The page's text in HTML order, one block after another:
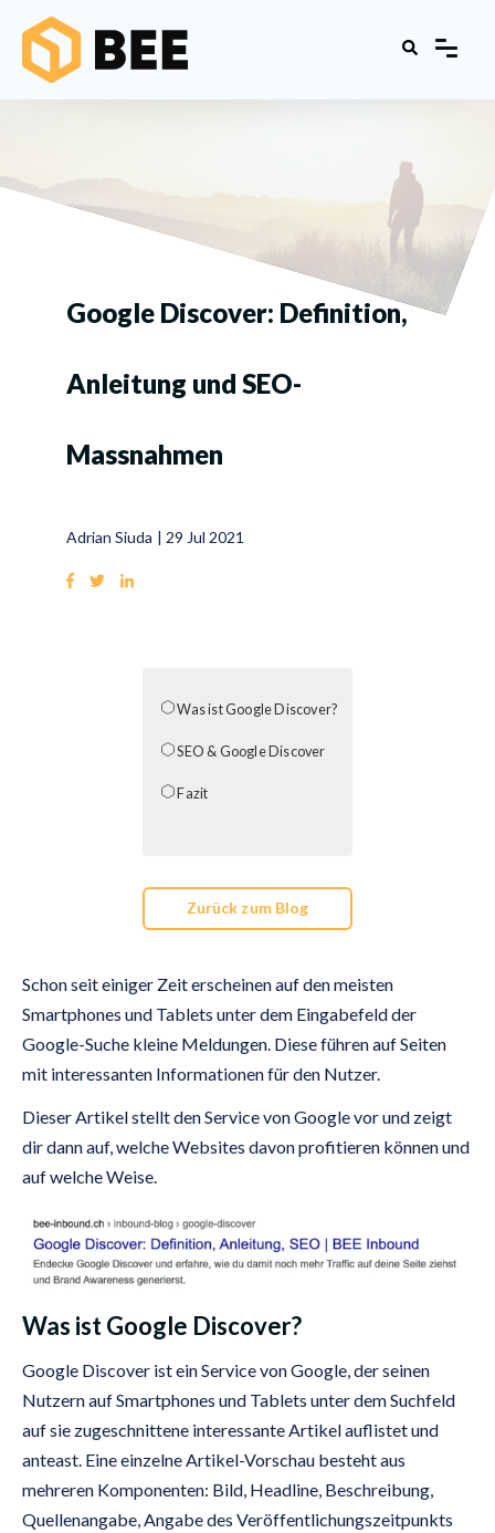
Google Discover: Definition,
Anleitung und SEO-
Massnahmen
Adrian Siuda 29 Jul 2021
Was ist Google Discover?
SEO & Google Discover
Fazit
Zurück zum Blog
Schon seit einiger Zeit erscheinen auf den meisten
Smartphones und Tablets unter dem Eingabefeld der
Google-Suche kleine Meldungen. Diese führen auf Seiten
mit interessanten Informationen für den Nutzer.
Dieser Artikel stellt den Service von Google vor und zeigt
dir dann auf, welche Websites davon profitieren können und
auf welche Weise.
Was ist Google Discover?
Google Discover ist ein Service von Google, der seinen
Nutzern auf Smartphones und Tablets unter dem Suchfeld
auf sie zugeschnittene interessante Artikel auflistet und
anteast. Eine einzelne Artikel-Vorschau besteht aus
mehreren Komponenten: Bild, Headline, Beschreibung,
Quellenangabe, Angabe des Veröffentlichungszeitpunkts